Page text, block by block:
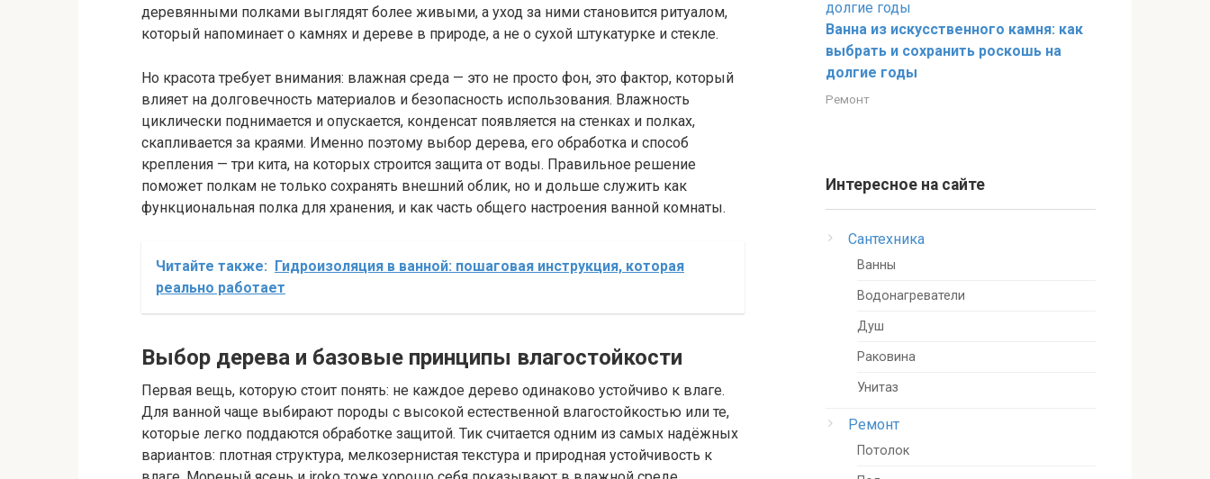
деревянными полками выглядят более живыми, а уход за ними становится ритуалом,
который напоминает о камнях и дереве в природе, а не о сухой штукатурке и стекле.
Но красота требует внимания: влажная среда — это не просто фон, это фактор, который
влияет на долговечность материалов и безопасность использования. Влажность
циклически поднимается и опускается, конденсат появляется на стенках и полках,
скапливается за краями. Именно поэтому выбор дерева, его обработка и способ
крепления — три кита, на которых строится защита от воды. Правильное решение
поможет полкам не только сохранять внешний облик, но и дольше служить как
функциональная полка для хранения, и как часть общего настроения ванной комнаты.
Читайте также: Гидроизоляция в ванной: пошаговая инструкция, которая
реально работает
Выбор дерева и базовые принципы влагостойкости
Первая вещь, которую стоит понять: не каждое дерево одинаково устойчиво к влаге.
Для ванной чаще выбирают породы с высокой естественной влагостойкостью или те,
которые легко поддаются обработке защитой. Тик считается одним из самых надёжных
вариантов: плотная структура, мелкозернистая текстура и природная устойчивость к
Ванна из искусственного камня: как
выбрать и сохранить роскошь на
долгие годы
Ремонт
Интересное на сайте
Сантехника
Ванны
Водонагреватели
Душ
Раковина
Унитаз
Ремонт
Потолок